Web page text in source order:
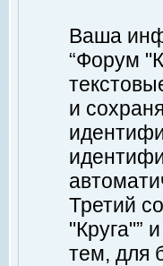
Ваша
“Форум
и
Третий
"Круга"”
тем, для